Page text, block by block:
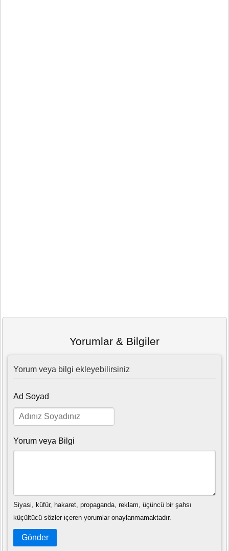
Yorumlar & Bilgiler
Yorum veya bilgi ekleyebilirsiniz
Ad Soyad
Yorum veya Bilgi
Siyasi, küfür, hakaret, propaganda, reklam, üçüncü bir şahsı
küçültücü sözler içeren yorumlar onaylanmamaktadır.
Gönder